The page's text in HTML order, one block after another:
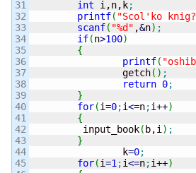
31
32
33
34
35
36
37
38
39
40
41
42
43
44
45
int i,n,k;
printf( "Scol'ko
scanf( "%d" ,&n) ;
if(n>100)
{
printf(
                getch
( ) ;
return 0;
}
for(i=0;i<=n;i++)
{
         input_book
( b,i ) ;
}
                k
=0;
for(i=1 ;i<=n;i++)